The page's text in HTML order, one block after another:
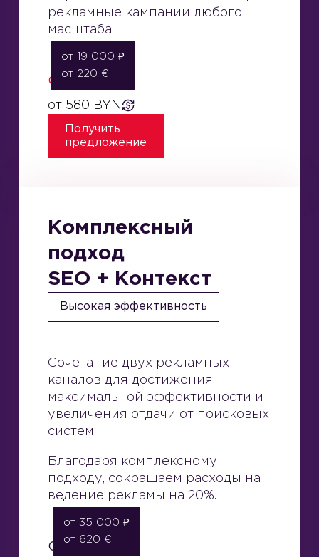
рекламные кампании любого
масштаба.
Стоимость:
от 580 BYN
от 19 000 ₽
от 220 €
Получить
предложение
Комплексный
подход
SEO + Контекст
Высокая эффективность
Сочетание двух рекламных
каналов для достижения
максимальной эффективности и
увеличения отдачи от поисковых
систем.
Благодаря комплексному
подходу, сокращаем расходы на
ведение рекламы на 20%.
Стоимость:
от 35 000 ₽
от 620 €